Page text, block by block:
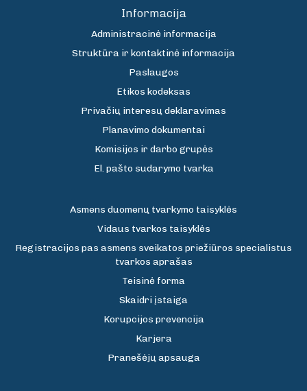
Informacija
Administracinė informacija
Struktūra ir kontaktinė informacija
Paslaugos
Etikos kodeksas
Privačių interesų deklaravimas
Planavimo dokumentai
Komisijos ir darbo grupės
El. pašto sudarymo tvarka
Asmens duomenų tvarkymo taisyklės
Vidaus tvarkos taisyklės
Registracijos pas asmens sveikatos priežiūros specialistus
tvarkos aprašas
Teisinė forma
Skaidri įstaiga
Korupcijos prevencija
Karjera
Pranešėjų apsauga